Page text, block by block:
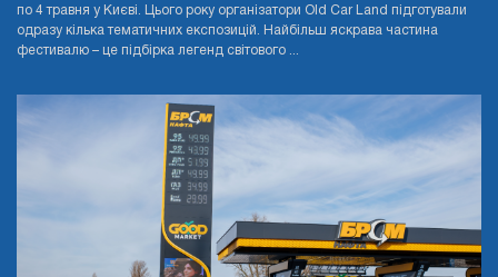
по 4 травня у Києві. Цього року організатори Old Car Land підготували
одразу кілька тематичних експозицій. Найбільш яскрава частина
фестивалю – це підбірка легенд світового ...